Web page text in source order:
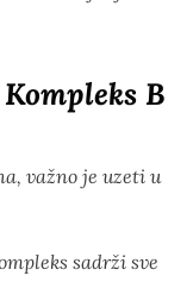
B
važno je uzeti u
sadrži sve